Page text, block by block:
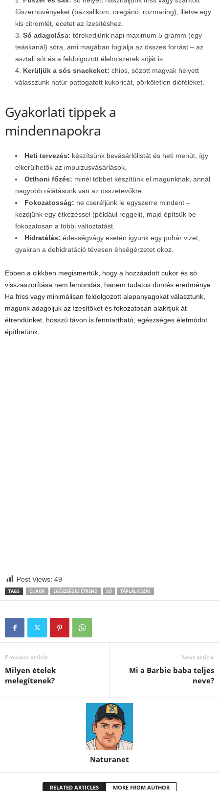
fűszernövényeket (bazsalikom, oregánó, rozmaring), illetve egy
kis citromlét, ecetet az ízesítéshez.
Só adagolása: törekedjünk napi maximum 5 gramm (egy
teáskanál) sóra, ami magában foglalja az összes forrást – az
asztali sót és a feldolgozott élelmiszerek sóját is.
Kerüljük a sós snackeket: chips, sózott magvak helyett
válasszunk natúr pattogatott kukoricát, pörköletlen dióféléket.
Gyakorlati tippek a
mindennapokra
Heti tervezés: készítsünk bevásárlólistát és heti menüt, így
elkerülhetők az impulzusvásárlások.
Otthoni főzés: minél többet készítünk el magunknak, annál
nagyobb rálátásunk van az összetevőkre.
Fokozatosság: ne cseréljünk le egyszerre mindent –
kezdjünk egy étkezéssel (például reggeli), majd építsük be
fokozatosan a többi változtatást.
Hidratálás: édességvágy esetén igyunk egy pohár vizet,
gyakran a dehidratáció tévesen éhségérzetet okoz.
Ebben a cikkben megismertük, hogy a hozzáadott cukor és só
visszaszorítása nem lemondás, hanem tudatos döntés eredménye.
Ha friss vagy minimálisan feldolgozott alapanyagokat választunk,
magunk adagoljuk az ízesítőket és fokozatosan alakítjuk át
étrendünket, hosszú távon is fenntartható, egészséges életmódot
építhetünk.
Post Views: 49
TAGS CUKOR EGÉSZSÉGES ÉTREND SÓ TÁPLÁLKOZÁS
Previous article
Milyen ételek
melegítenek?
Next article
Mi a Barbie baba teljes
neve?
Naturanet
RELATED ARTICLES MORE FROM AUTHOR